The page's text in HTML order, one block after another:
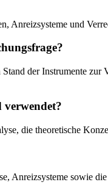
Anreizsysteme und
der Instrumente
verwendet?
die theoretische
Anreizsysteme sowie